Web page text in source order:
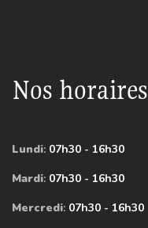
Nos horaires
Lundi: 07h30 - 16h30
Mardi: 07h30 - 16h30
Mercredi: 07h30 - 16h30